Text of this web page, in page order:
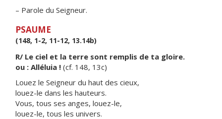
– Parole du Seigneur.
PSAUME
(148, 1-2, 11-12, 13.14b)
R/ Le ciel et la terre sont remplis de ta gloire.
ou : Alléluia ! (cf. 148, 13c)
Louez le Seigneur du haut des cieux,
louez-le dans les hauteurs.
Vous, tous ses anges, louez-le,
louez-le, tous les univers.